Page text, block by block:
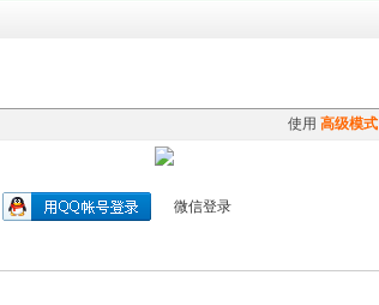
使用 高级模式